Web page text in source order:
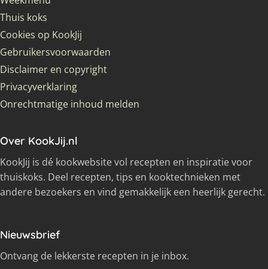
Thuis koks
Cookies op KookJij
Gebruikersvoorwaarden
Disclaimer en copyright
Privacyverklaring
Onrechtmatige inhoud melden
Over KookJij.nl
KookJij is dé kookwebsite vol recepten en inspiratie voor
thuiskoks. Deel recepten, tips en kooktechnieken met
andere bezoekers en vind gemakkelijk een heerlijk gerecht.
Nieuwsbrief
Ontvang de lekkerste recepten in je inbox.